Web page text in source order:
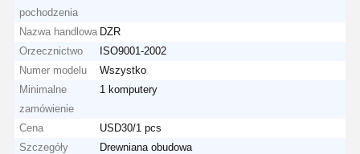
pochodzenia
Nazwa handlowa DZR
Orzecznictwo
ISO9001-2002
Numer modelu
Wszystko
Minimalne
zamówienie
1 komputery
Cena
USD30/1 pcs
Szczegóły
Drewniana obudowa